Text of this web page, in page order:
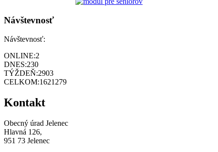
Návštevnosť
Návštevnosť:
ONLINE:2
DNES:230
TÝŽDEŇ:2903
CELKOM:1621279
Kontakt
Obecný úrad Jelenec
Hlavná 126,
951 73 Jelenec